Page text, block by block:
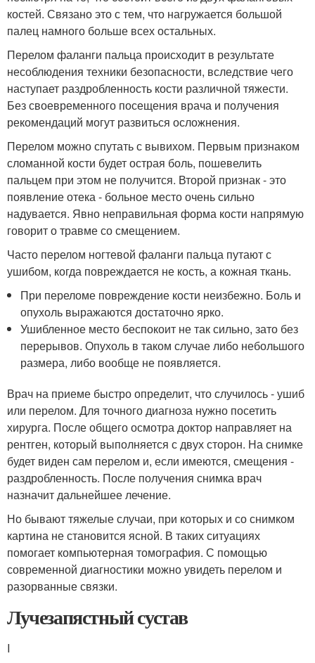
костей. Связано это с тем, что нагружается большой
палец намного больше всех остальных.
Перелом фаланги пальца происходит в результате
несоблюдения техники безопасности, вследствие чего
наступает раздробленность кости различной тяжести.
Без своевременного посещения врача и получения
рекомендаций могут развиться осложнения.
Перелом можно спутать с вывихом. Первым признаком
сломанной кости будет острая боль, пошевелить
пальцем при этом не получится. Второй признак - это
появление отека - больное место очень сильно
надувается. Явно неправильная форма кости напрямую
говорит о травме со смещением.
Часто перелом ногтевой фаланги пальца путают с
ушибом, когда повреждается не кость, а кожная ткань.
При переломе повреждение кости неизбежно. Боль и
опухоль выражаются достаточно ярко.
Ушибленное место беспокоит не так сильно, зато без
перерывов. Опухоль в таком случае либо небольшого
размера, либо вообще не появляется.
Врач на приеме быстро определит, что случилось - ушиб
или перелом. Для точного диагноза нужно посетить
хирурга. После общего осмотра доктор направляет на
рентген, который выполняется с двух сторон. На снимке
будет виден сам перелом и, если имеются, смещения -
раздробленность. После получения снимка врач
назначит дальнейшее лечение.
Но бывают тяжелые случаи, при которых и со снимком
картина не становится ясной. В таких ситуациях
помогает компьютерная томография. С помощью
современной диагностики можно увидеть перелом и
разорванные связки.
Лучезапястный сустав
I